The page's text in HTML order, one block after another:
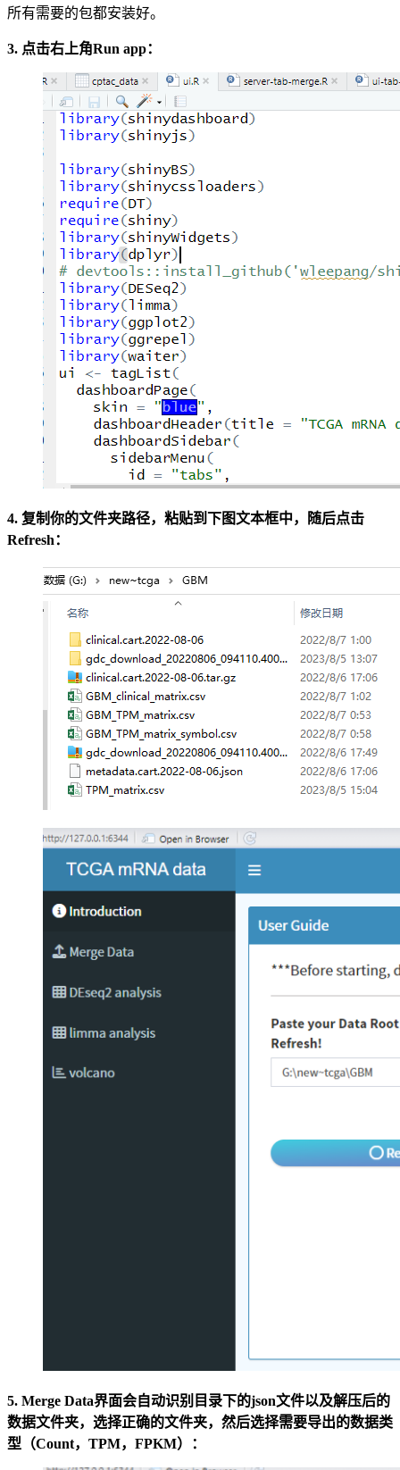
所有需要的包都安装好。
3. 点击右上角Run app：
4. 复制你的文件夹路径，粘贴到下图文本框中，随后点击
Refresh：
5. Merge Data界面会自动识别目录下的json文件以及解压后的
数据文件夹，选择正确的文件夹，然后选择需要导出的数据类
型（Count，TPM，FPKM）：